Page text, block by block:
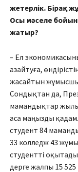
жетерлік. Бі­рақ
Осы мәселе
жатыр?
– Ел
азайтуға,
жасайтын
Сондықтан да,
маман­дықтар
аса маңыз­ды
студент 84
33 колледж 43
студентті
дерге жалпы 15